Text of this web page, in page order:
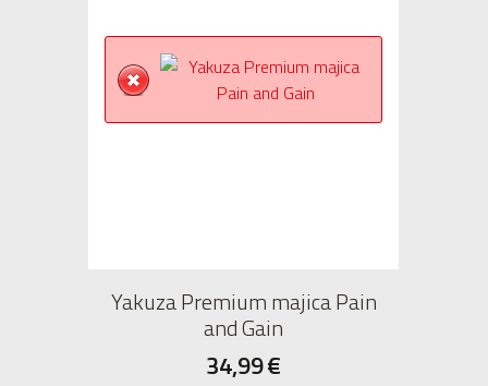
Yakuza Premium majica Pain
and Gain
34,99€